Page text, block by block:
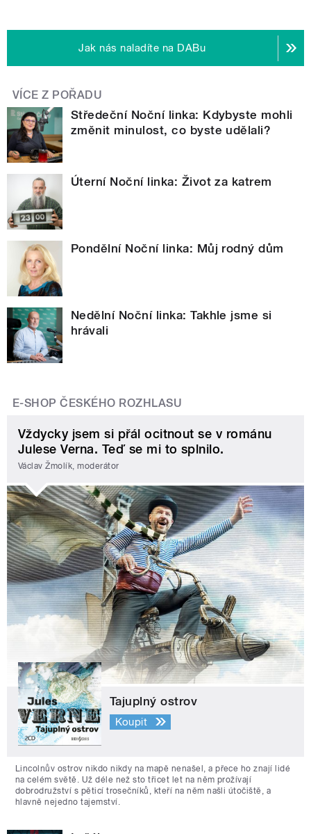
Jak nás naladíte na DABu
VÍCE Z POŘADU
Středeční Noční linka: Kdybyste mohli
změnit minulost, co byste udělali?
Úterní Noční linka: Život za katrem
Pondělní Noční linka: Můj rodný dům
Nedělní Noční linka: Takhle jsme si
hrávali
E-SHOP ČESKÉHO ROZHLASU
Vždycky jsem si přál ocitnout se v románu
Julese Verna. Teď se mi to splnilo.
Václav Žmolík, moderátor
Tajuplný ostrov
Koupit
Lincolnův ostrov nikdo nikdy na mapě nenašel, a přece ho znají lidé
na celém světě. Už déle než sto třicet let na něm prožívají
dobrodružství s pěticí trosečníků, kteří na něm našli útočiště, a
hlavně nejedno tajemství.